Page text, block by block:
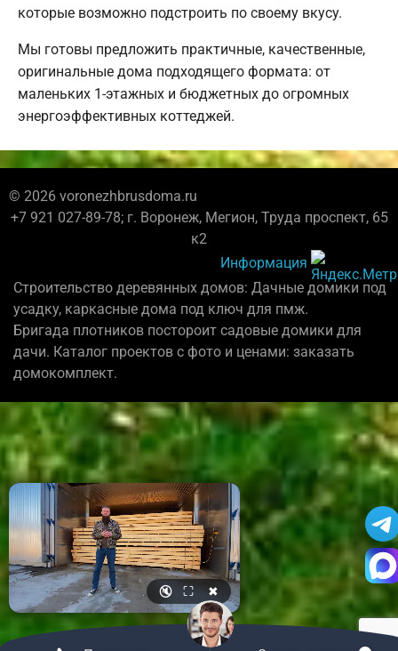
которые возможно подстроить по своему вкусу.
Мы готовы предложить практичные, качественные,
оригинальные дома подходящего формата: от
маленьких 1-этажных и бюджетных до огромных
энергоэффективных коттеджей.
© 2026 voronezhbrusdoma.ru
+7 921 027-89-78; г. Воронеж, Мегион, Труда проспект, 65
к2
Информация
Строительство деревянных домов: Дачные домики под
усадку, каркасные дома под ключ для пмж.
Бригада плотников постороит садовые домики для
дачи. Каталог проектов с фото и ценами: заказать
домокомплект.
🔇 ⛶ ✖